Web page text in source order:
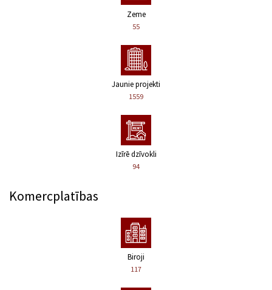
Zeme
55
Jaunie projekti
1559
Izīrē dzīvokli
94
Komercplatības
Biroji
117